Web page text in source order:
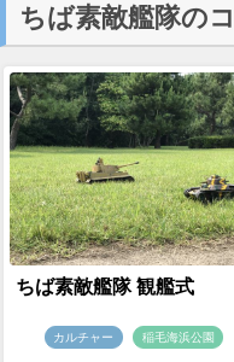
ちば素敵艦隊の
ちば素敵艦隊 観艦式
カルチャー 稲毛海浜公園